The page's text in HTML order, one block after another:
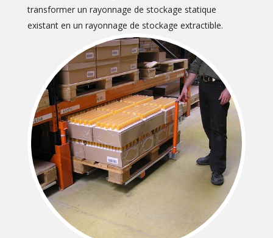
transformer un rayonnage de stockage statique
existant en un rayonnage de stockage extractible.